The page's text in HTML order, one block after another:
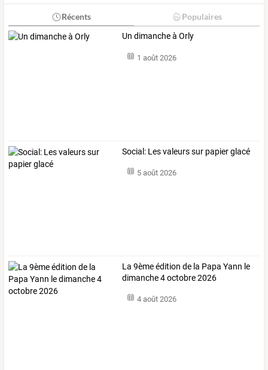
Récents Populaires
Un dimanche à Orly
1 août 2026
Social: Les valeurs sur papier glacé
5 août 2026
La 9ème édition de la Papa Yann le
dimanche 4 octobre 2026
4 août 2026